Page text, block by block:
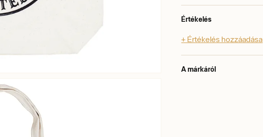
Értékelés
+ Értékelés hozzáadása
A márkáról